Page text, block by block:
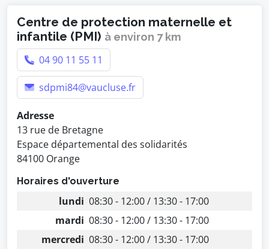
Centre de protection maternelle et
infantile (PMI) à environ 7 km
04 90 11 55 11
sdpmi84@vaucluse.fr
Adresse
13 rue de Bretagne
Espace départemental des solidarités
84100 Orange
Horaires d'ouverture
lundi 08:30 - 12:00 / 13:30 - 17:00
mardi 08:30 - 12:00 / 13:30 - 17:00
mercredi 08:30 - 12:00 / 13:30 - 17:00